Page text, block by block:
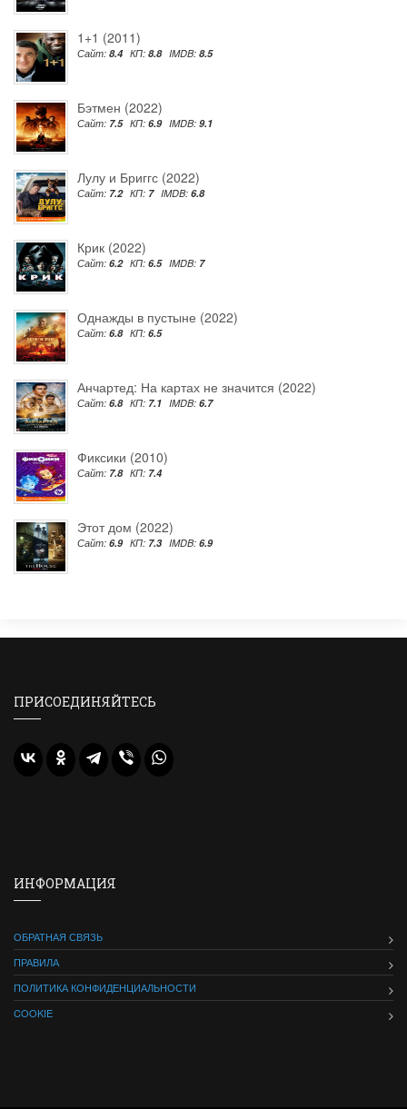
1+1 (2011)
Сайт: 8.4 КП: 8.8 IMDB: 8.5
Бэтмен (2022)
Сайт: 7.5 КП: 6.9 IMDB: 9.1
Лулу и Бриггс (2022)
Сайт: 7.2 КП: 7 IMDB: 6.8
Крик (2022)
Сайт: 6.2 КП: 6.5 IMDB: 7
Однажды в пустыне (2022)
Сайт: 6.8 КП: 6.5
Анчартед: На картах не значится (2022)
Сайт: 6.8 КП: 7.1 IMDB: 6.7
Фиксики (2010)
Сайт: 7.8 КП: 7.4
Этот дом (2022)
Сайт: 6.9 КП: 7.3 IMDB: 6.9
ПРИСОЕДИНЯЙТЕСЬ
ИНФОРМАЦИЯ
ОБРАТНАЯ СВЯЗЬ
ПРАВИЛА
ПОЛИТИКА КОНФИДЕНЦИАЛЬНОСТИ
COOKIE